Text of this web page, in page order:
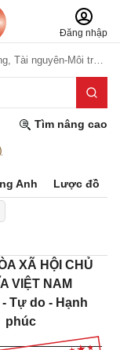
Đăng nhập
Tài nguyên-Môi trường
Tìm nâng cao
Anh Lược đồ
XÃ HỘI CHỦ
VIỆT NAM
Tự do - Hạnh
phúc